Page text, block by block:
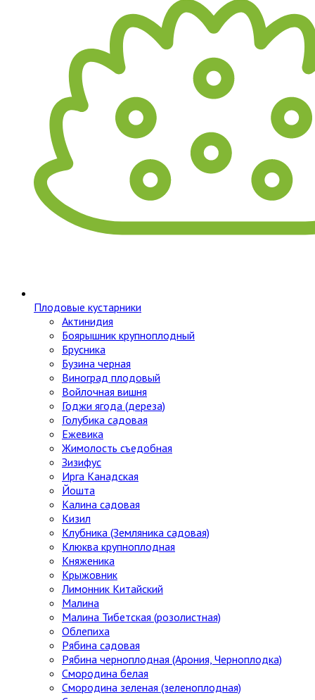
Плодовые кустарники
Актинидия
Боярышник крупноплодный
Брусника
Бузина черная
Виноград плодовый
Войлочная вишня
Годжи ягода (дереза)
Голубика садовая
Ежевика
Жимолость съедобная
Зизифус
Ирга Канадская
Йошта
Калина садовая
Кизил
Клубника (Земляника садовая)
Клюква крупноплодная
Княженика
Крыжовник
Лимонник Китайский
Малина
Малина Тибетская (розолистная)
Облепиха
Рябина садовая
Рябина черноплодная (Арония, Черноплодка)
Смородина белая
Смородина зеленая (зеленоплодная)